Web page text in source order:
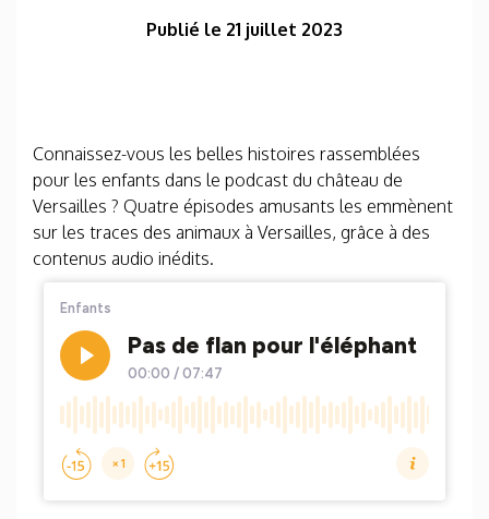
Publié le 21 juillet 2023
Connaissez-vous les belles histoires rassemblées
pour les enfants dans le podcast du château de
Versailles ? Quatre épisodes amusants les emmènent
sur les traces des animaux à Versailles, grâce à des
contenus audio inédits.